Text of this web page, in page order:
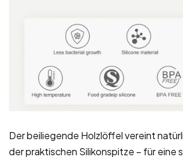
Der beiliegende Holzlöffel vereint
der praktischen Silikonspitze – für eine